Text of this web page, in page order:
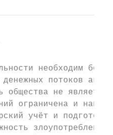
необходим
потоков
общества не является
ограничена и
учёт и
злоупотребления